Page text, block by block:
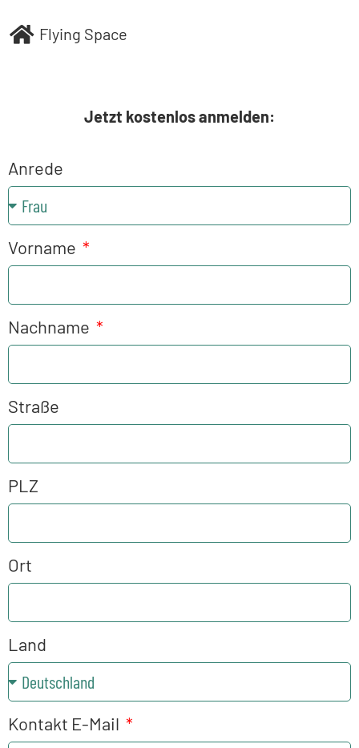
Flying Space
Jetzt kostenlos anmelden:
Anrede
Vorname
Nachname
Straße
PLZ
Ort
Land
Kontakt E-Mail